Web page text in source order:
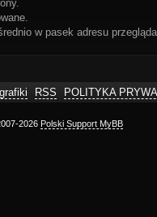
w pasek adresu
RSS POLITYKA
2026 Polski Support MyBB